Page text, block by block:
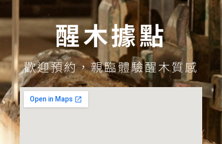
醒木據點
歡迎預約，親臨體驗醒木質感